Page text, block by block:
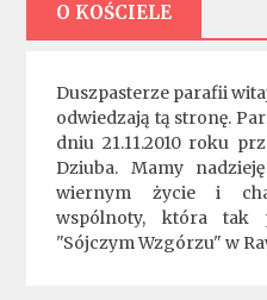
O KOŚCIELE
Duszpasterze parafii
odwiedzają tą stronę.
dniu 21.11.2010 roku
Dziuba. Mamy
wiernym życie i
wspólnoty, która tak
"Sójczym Wzgórzu" w